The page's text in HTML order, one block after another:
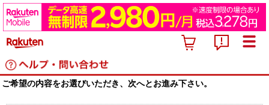
ご希望の内容をお選びいただき、次へとお進み下さい。